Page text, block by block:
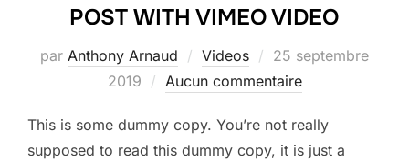
POST WITH VIMEO VIDEO
par Anthony Arnaud Videos
Publié
le
25 septembre
2019
Aucun commentaire
This is some dummy copy. You’re not really
supposed to read this dummy copy, it is just a